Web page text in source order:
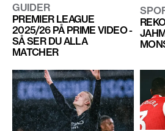
GUIDER
PREMIER LEAGUE
2025/26 PÅ PRIME VIDEO -
SÅ SER DU ALLA
MATCHER